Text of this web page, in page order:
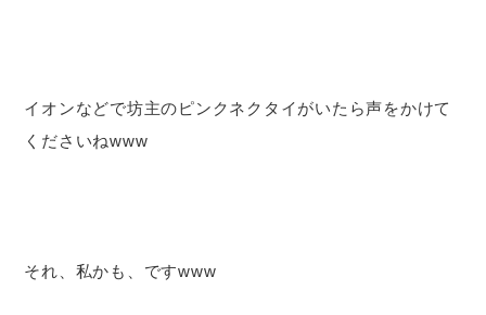
イオンなどで坊主のピンクネクタイがいたら声をかけて
くださいねwww
それ、私かも、ですwww